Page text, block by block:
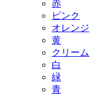
赤
ピンク
オレンジ
黄
クリーム
白
緑
青